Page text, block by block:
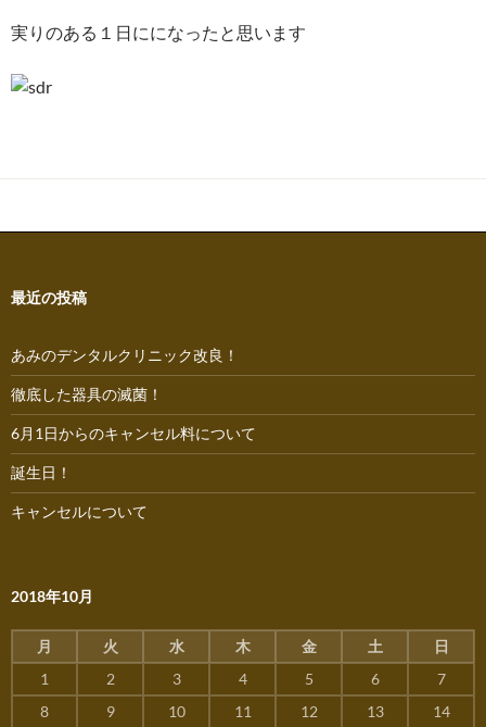
実りのある１日にになったと思います
最近の投稿
あみのデンタルクリニック改良！
徹底した器具の滅菌！
6月1日からのキャンセル料について
誕生日！
キャンセルについて
2018年10月
月 火 水 木 金 土
日
1
2 3 4 5 6
7
8
9 10 11 12 13
14